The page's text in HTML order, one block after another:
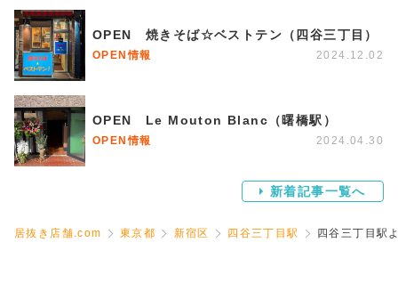
OPEN 焼きそば☆ベストテン（四谷三丁目）
OPEN情報 2024.12.02
OPEN Le Mouton Blanc（曙橋駅）
OPEN情報 2024.04.30
新着記事一覧へ
居抜き店舗.com 東京都 新宿区 四谷三丁目駅 四谷三丁目駅